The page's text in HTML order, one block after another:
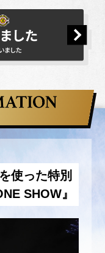
合は、応募資
があります。
あります。
どはお受けで
売の委託をす
ークション
クションへの
ず、入場を
使った特別
SHOW』